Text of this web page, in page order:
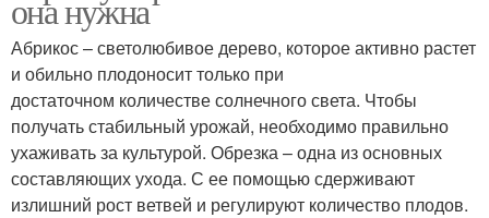
она нужна
Абрикос – светолюбивое дерево, которое активно растет
и обильно плодоносит только при
достаточном количестве солнечного света. Чтобы
получать стабильный урожай, необходимо правильно
ухаживать за культурой. Обрезка – одна из основных
составляющих ухода. С ее помощью сдерживают
излишний рост ветвей и регулируют количество плодов.